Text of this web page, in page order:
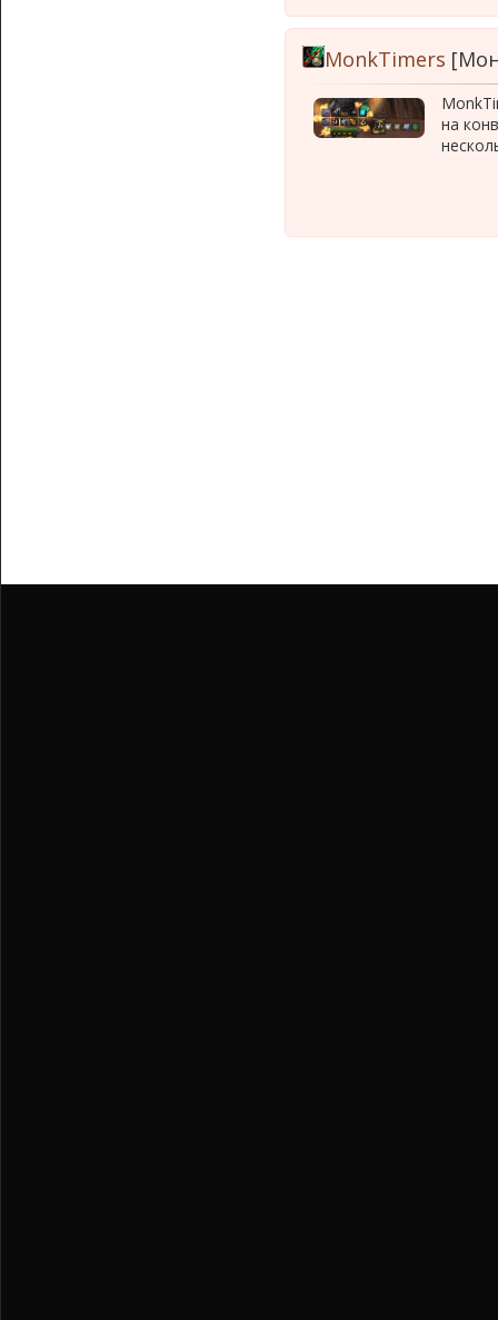
MonkTimers
на